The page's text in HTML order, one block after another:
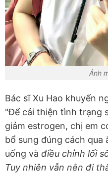
Ảnh
Bác sĩ Xu Hao khuyến
"Để cải thiện tình trạng
giảm estrogen, chị em
bổ sung đúng cách qua
uống và điều chỉnh lối
Tuy nhiên vẫn nên đi